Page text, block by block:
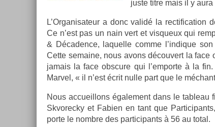
juste titre mais il y
L’Or­ganisateur a donc validé la re­ctifica­tion
Ce n’est pas un nain vert et vis­queux qui
& Décad­ence, laquel­le comme l’in­dique
Cette semaine, nous avons découvert la face
jamais la face ob­scure qui l’em­porte à la
Mar­vel, « il n’est écrit nulle part que le
Nous ac­cueil­lons égale­ment dans le tab­leau
Skvorec­ky et Fabi­en en tant que
porte le nombre des par­ticipants à 56 au total.